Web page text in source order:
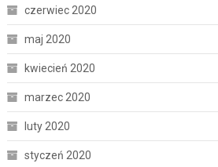
czerwiec 2020
maj 2020
kwiecień 2020
marzec 2020
luty 2020
styczeń 2020